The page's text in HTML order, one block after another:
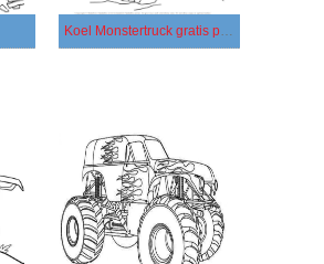
Koel Monstertruck gratis printbaar